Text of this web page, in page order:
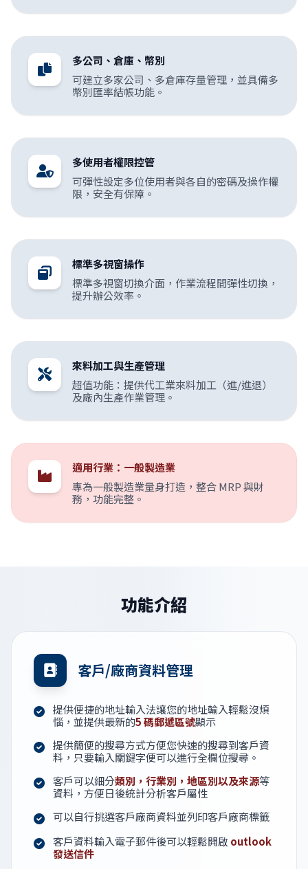
多公司、倉庫、幣別
可建立多家公司、多倉庫存量管理，並具備多
幣別匯率結帳功能。
多使用者權限控管
可彈性設定多位使用者與各自的密碼及操作權
限，安全有保障。
標準多視窗操作
標準多視窗切換介面，作業流程間彈性切換，
提升辦公效率。
來料加工與生產管理
超值功能：提供代工業來料加工（進/進退）
及廠內生產作業管理。
適用行業：一般製造業
專為一般製造業量身打造，整合 MRP 與財
務，功能完整。
功能介紹
客戶/廠商資料管理
提供便捷的地址輸入法讓您的地址輸入輕鬆沒煩
惱，並提供最新的5 碼郵遞區號顯示
提供簡便的搜尋方式方便您快速的搜尋到客戶資
料，只要輸入關鍵字便可以進行全欄位搜尋。
客戶可以細分類別，行業別，地區別以及來源等
資料，方便日後統計分析客戶屬性
可以自行挑選客戶廠商資料並列印客戶廠商標籤
客戶資料輸入電子郵件後可以輕鬆開啟 outlook
發送信件